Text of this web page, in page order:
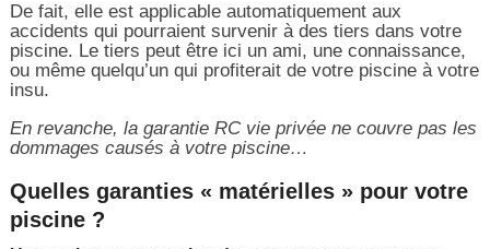
De fait, elle est applicable automatiquement aux
accidents qui pourraient survenir à des tiers dans votre
piscine. Le tiers peut être ici un ami, une connaissance,
ou même quelqu’un qui profiterait de votre piscine à votre
insu.
En revanche, la garantie RC vie privée ne couvre pas les
dommages causés à votre piscine…
Quelles garanties « matérielles » pour votre
piscine ?